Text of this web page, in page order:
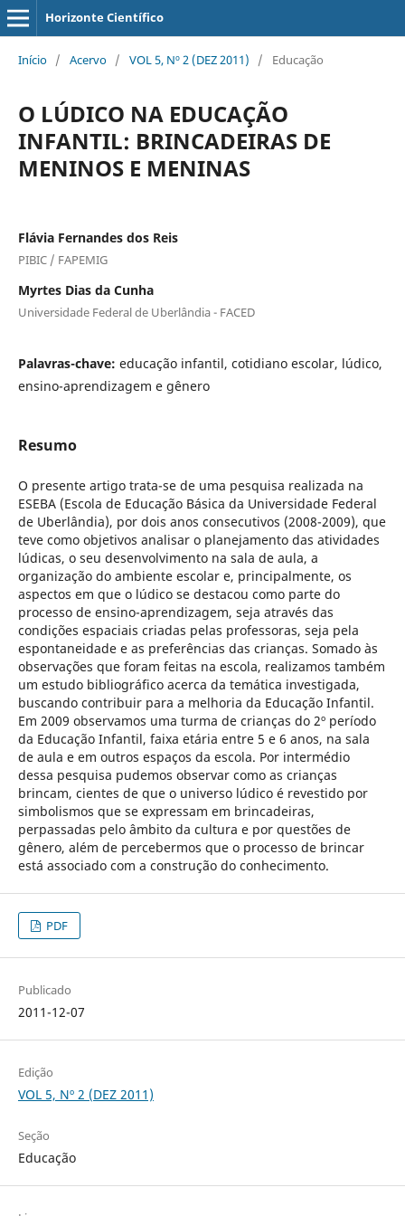
Horizonte Científico
Início / Acervo / VOL 5, Nº 2 (DEZ 2011) / Educação
O LÚDICO NA EDUCAÇÃO
INFANTIL: BRINCADEIRAS DE
MENINOS E MENINAS
Flávia Fernandes dos Reis
PIBIC / FAPEMIG
Myrtes Dias da Cunha
Universidade Federal de Uberlândia - FACED
Palavras-chave: educação infantil, cotidiano escolar, lúdico,
ensino-aprendizagem e gênero
Resumo
O presente artigo trata-se de uma pesquisa realizada na
ESEBA (Escola de Educação Básica da Universidade Federal
de Uberlândia), por dois anos consecutivos (2008-2009), que
teve como objetivos analisar o planejamento das atividades
lúdicas, o seu desenvolvimento na sala de aula, a
organização do ambiente escolar e, principalmente, os
aspectos em que o lúdico se destacou como parte do
processo de ensino-aprendizagem, seja através das
condições espaciais criadas pelas professoras, seja pela
espontaneidade e as preferências das crianças. Somado às
observações que foram feitas na escola, realizamos também
um estudo bibliográfico acerca da temática investigada,
buscando contribuir para a melhoria da Educação Infantil.
Em 2009 observamos uma turma de crianças do 2º período
da Educação Infantil, faixa etária entre 5 e 6 anos, na sala
de aula e em outros espaços da escola. Por intermédio
dessa pesquisa pudemos observar como as crianças
brincam, cientes de que o universo lúdico é revestido por
simbolismos que se expressam em brincadeiras,
perpassadas pelo âmbito da cultura e por questões de
gênero, além de percebermos que o processo de brincar
está associado com a construção do conhecimento.
PDF
Publicado
2011-12-07
Edição
VOL 5, Nº 2 (DEZ 2011)
Seção
Educação